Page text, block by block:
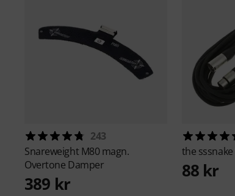
243
Snareweight M80 magn.
Overtone Damper
389 kr
the sssnake
88 kr